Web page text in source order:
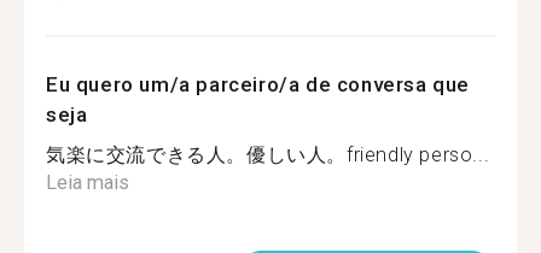
Eu quero um/a parceiro/a de conversa que
seja
気楽に交流できる人。優しい人。friendly perso...
Leia mais